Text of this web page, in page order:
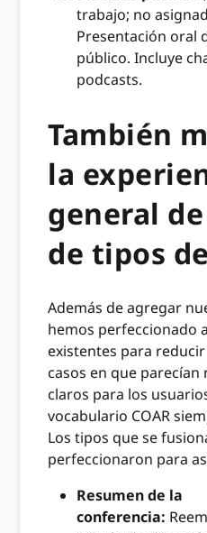
trabajo; no
Presentación oral
público. Incluye
podcasts.
También
la
general
de tipos
Además de agregar
hemos perfeccionado
existentes para
casos en que
claros para los
vocabulario COAR
Los tipos que se
perfeccionaron para
Resumen de la
conferencia: